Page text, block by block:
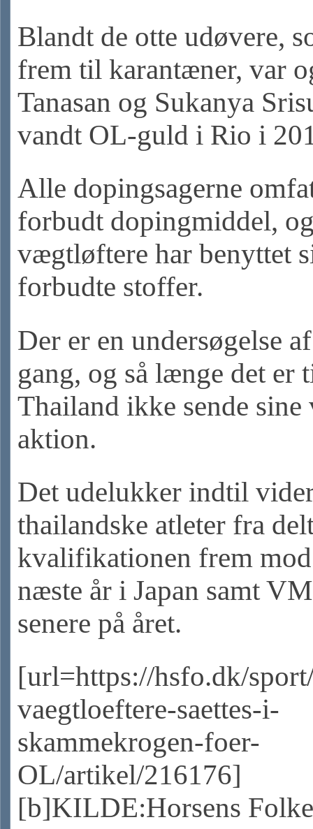
Blandt de otte udøvere,
frem til karantæner, var
Tanasan og Sukanya
vandt OL-guld i Rio i
Alle dopingsagerne
forbudt dopingmiddel,
vægtløftere har benyttet
forbudte stoffer.
Der er en undersøgelse
gang, og så længe det
Thailand ikke sende
aktion.
Det udelukker indtil
thailandske atleter fra
kvalifikationen frem
næste år i Japan samt
senere på året.
[url=https://hsfo.dk/
vaegtloeftere-saettes-i-
skammekrogen-foer-
OL/artikel/216176]
[b]KILDE:Horsens